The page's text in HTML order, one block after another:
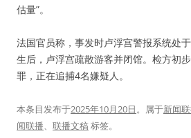
估量”。
法国官员称，事发时卢浮宫警报系统处
生后，卢浮宫疏散游客并闭馆。检方初
罪，正在追捕4名嫌疑人。
本条目发布于2025年10月20日。属于新闻
闻联播、 联播文稿标签。